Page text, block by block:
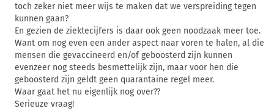
toch zeker niet meer wijs te maken dat we verspreiding tegen
kunnen gaan?
En gezien de ziektecijfers is daar ook geen noodzaak meer toe.
Want om nog even een ander aspect naar voren te halen, al die
mensen die gevaccineerd en/of geboosterd zijn kunnen
evenzeer nog steeds besmettelijk zijn, maar voor hen die
geboosterd zijn geldt geen quarantaine regel meer.
Waar gaat het nu eigenlijk nog over??
Serieuze vraag!